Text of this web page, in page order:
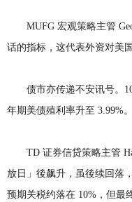
MUFG 宏观策略主管
话的指标，这代表外资对美
债市亦传递不安讯号。10
年期美债殖利率升至 3.99%。
TD 证券信贷策略主管
放日」後飙升，虽後续回落
预期关税约落在 10%，但最